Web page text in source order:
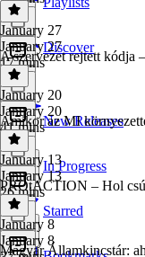
Discover
New Releases
In Progress
Starred
January 27
January 27
17 mins
A szervezet rejtett kódja
January 20
January 20
41 mins
Amikor az MI
January 13
January 13
26 mins
PROtACTION – Hol
January 8
January 8
Magyar Államkincstár: